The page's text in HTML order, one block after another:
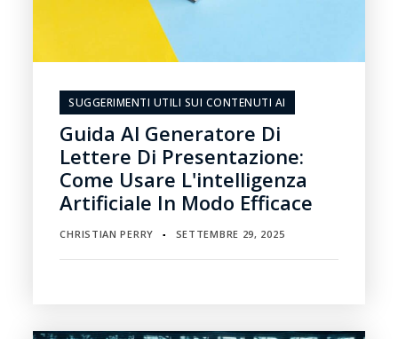
SUGGERIMENTI UTILI SUI CONTENUTI AI
Guida Al Generatore Di
Lettere Di Presentazione:
Come Usare L'intelligenza
Artificiale In Modo Efficace
CHRISTIAN PERRY ▪ SETTEMBRE 29, 2025